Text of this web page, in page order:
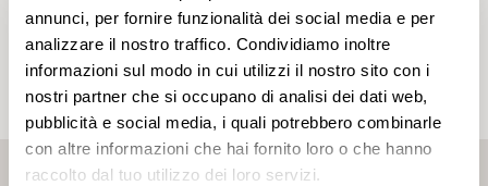
annunci, per fornire funzionalità dei social media e per
analizzare il nostro traffico. Condividiamo inoltre
informazioni sul modo in cui utilizzi il nostro sito con i
nostri partner che si occupano di analisi dei dati web,
pubblicità e social media, i quali potrebbero combinarle
con altre informazioni che hai fornito loro o che hanno
raccolto dal tuo utilizzo dei loro servizi.
ai tuoi interessi. I tag possono essere salvati solo in
un account.